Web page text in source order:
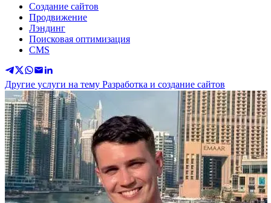
Создание сайтов
Продвижение
Лэндинг
Поисковая оптимизация
CMS
Другие услуги на тему Разработка и создание сайтов